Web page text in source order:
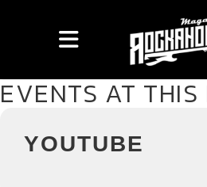
EVENTS AT THIS
YOUTUBE